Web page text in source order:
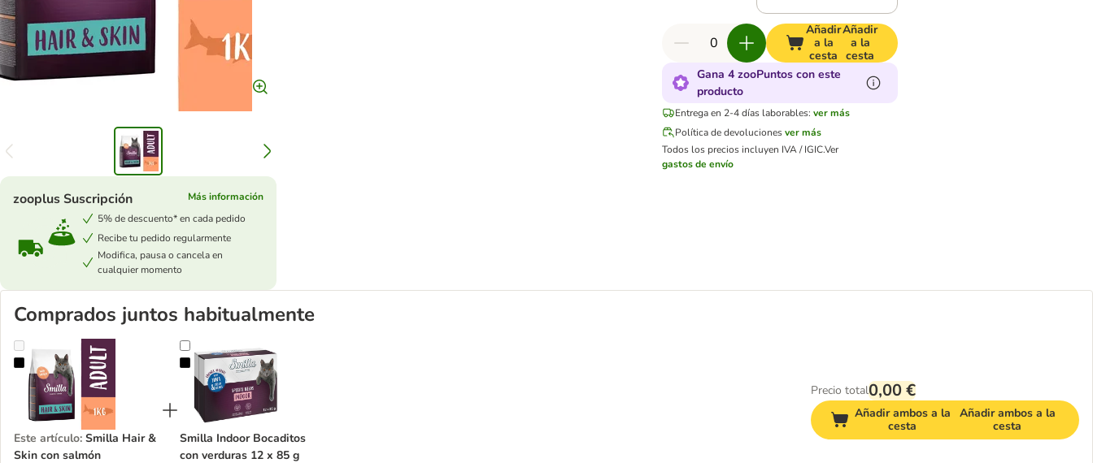
zooplus Suscripción
Más información
5% de descuento* en cada pedido
Recibe tu pedido regularmente
Modifica, pausa o cancela en
cualquier momento
Añadir
a la
cesta
Añadir
a la
cesta
Gana 4 zooPuntos con este
producto
Entrega en 2-4 días laborables: ver más
Política de devolucionesver más
Todos los precios incluyen IVA / IGIC.Ver
gastos de envío
Comprados juntos habitualmente
Smilla Hair & Skin con salmón
Este artículo: Smilla Hair &
Skin con salmón
Smilla Indoor Bocaditos con verduras 12 x 85 g
Smilla Indoor Bocaditos
con verduras 12 x 85 g
Precio total0,00 €
Añadir ambos a la
cesta
Añadir ambos a la
cesta